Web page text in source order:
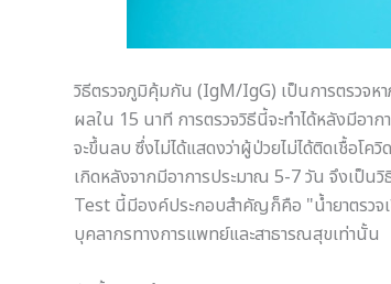
วิธีตรวจภูมิคุ้มกัน (IgM/IgG) เป็นการตรวจห
ผลใน 15 นาที การตรวจวิธีนี้จะทำได้หลังมีอ
จะขึ้นลบ ซึ่งไม่ได้แสดงว่าผู้ป่วยไม่ได้ติดเชื้อโ
เกิดหลังจากมีอาการประมาณ 5-7 วัน จึงเป็น
Test นี้มีองค์ประกอบสำคัญก็คือ "น้ำยาตรวจ
บุคลากรทางการแพทย์และสาธารณสุขเท่านั้น